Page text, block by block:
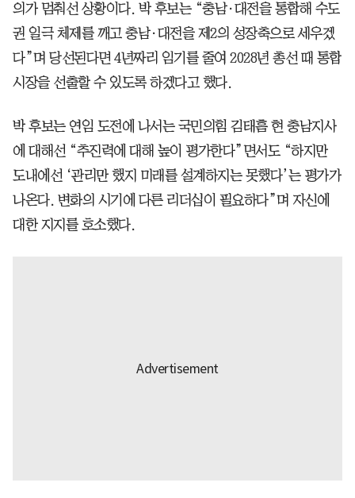
의가 멈춰선 상황이다. 박 후보는 “충남·대전을 통합해 수도
권 일극 체제를 깨고 충남·대전을 제2의 성장축으로 세우겠
다”며 당선된다면 4년짜리 임기를 줄여 2028년 총선 때 통합
시장을 선출할 수 있도록 하겠다고 했다.
박 후보는 연임 도전에 나서는 국민의힘 김태흠 현 충남지사
에 대해선 “추진력에 대해 높이 평가한다”면서도 “하지만
도내에선 ‘관리만 했지 미래를 설계하지는 못했다’는 평가가
나온다. 변화의 시기에 다른 리더십이 필요하다”며 자신에
대한 지지를 호소했다.